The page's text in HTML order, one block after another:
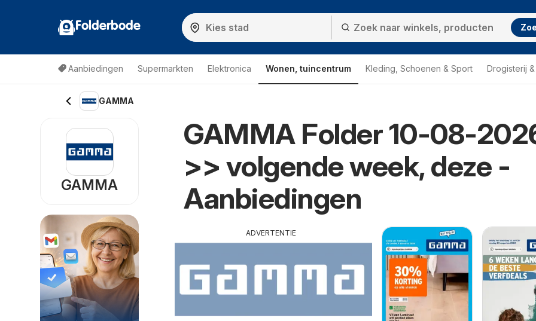
Folderbode
Aanbiedingen Supermarkten Elektronica Wonen, tuincentrum Kleding, Schoenen & Sport Drogisterij
GAMMA
GAMMA Folder 10-08-
>> volgende week, deze -
Aanbiedingen
ADVERTENTIE
GAMMA